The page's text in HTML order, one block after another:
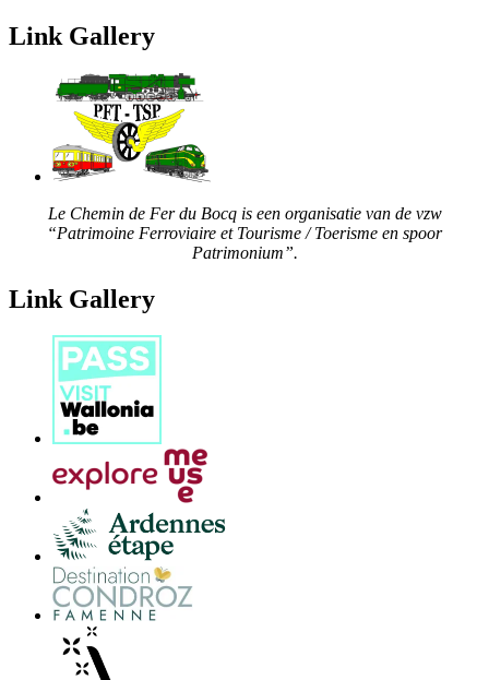
Link Gallery
Le Chemin de Fer du Bocq is een organisatie van de vzw
“Patrimoine Ferroviaire et Tourisme / Toerisme en spoor
Patrimonium”.
Link Gallery